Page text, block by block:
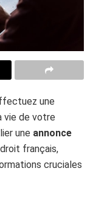
une
vie de votre
une annonce
français,
cruciales